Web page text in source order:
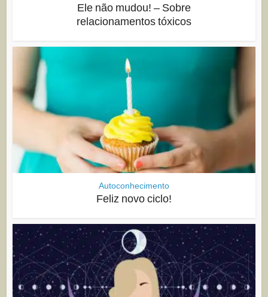
Ele não mudou! – Sobre
relacionamentos tóxicos
Autoconhecimento
Feliz novo ciclo!